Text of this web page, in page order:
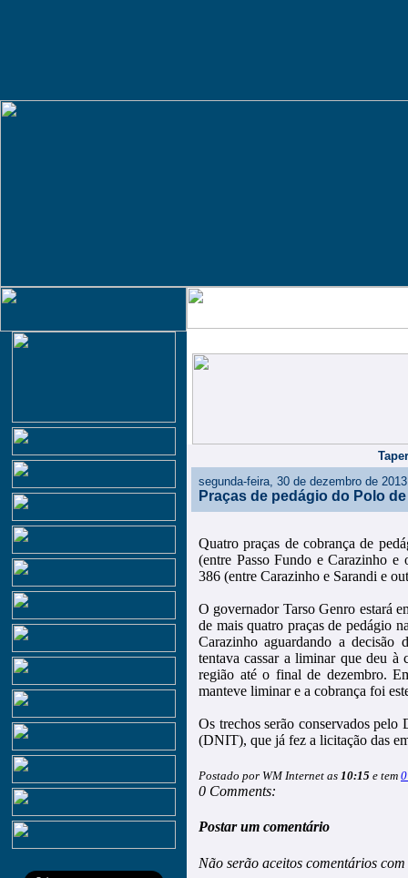
segunda-feira, 30 de dezembro de 2013
Praças de pedágio do Polo
Quatro praças de cobrança de
(entre Passo Fundo e Carazinho
386 (entre Carazinho e Sarandi e
O governador Tarso Genro estará
de mais quatro praças de pedágio
Carazinho aguardando a
tentava cassar a liminar que deu
região até o final de dezembro.
manteve liminar e a cobrança foi
Os trechos serão conservados
(DNIT), que já fez a licitação das
Postado por WM Internet as 10:15 e tem
0 Comments:
Postar um comentário
Não serão aceitos comentários